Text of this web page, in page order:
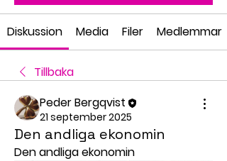
Diskussion Media Filer Medlemmar
Tillbaka
Peder Bergqvist
21 september 2025
Den andliga ekonomin
Den andliga ekonomin